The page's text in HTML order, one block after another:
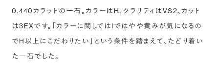
0.440カラットの一石。カラーはH、クラリティはVS2、カット
は3EXです。「カラーに関してはIではやや黄みが気になるの
でH以上にこだわりたい」という条件を踏まえて、たどり着い
た一石でした。